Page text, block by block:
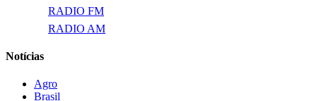
RADIO FM
RADIO AM
Notícias
Agro
Brasil